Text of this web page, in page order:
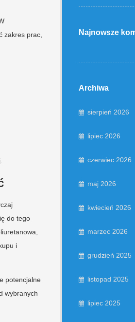
zakres prac,
do tego
i
potencjalne
wybranych
Najnowsze
Archiwa
sierpień 2026
lipiec 2026
czerwiec 2026
maj 2026
kwiecień 2026
marzec 2026
grudzień 2025
listopad 2025
lipiec 2025